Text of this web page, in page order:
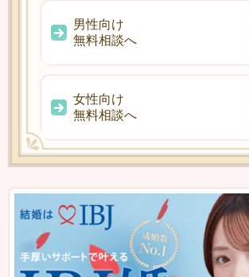
男性向け
無料相談へ
女性向け
無料相談へ